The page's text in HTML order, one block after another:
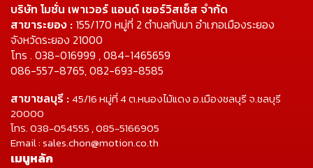
บริษัท โมชั่น เพาเวอร์ แอนด์ เซอร์วิสเซ็ส จำกัด
สาขาระยอง : 155/170 หมู่ที่ 2 ตำบลทับมา อำเภอเมืองระยอง
จังหวัดระยอง 21000
โทร . 038-016999 , 084-1465659
086-557-8765, 082-693-8585
สาขาชลบุรี :45/16 หมู่ที่ 4 ต.หนองไม้แดง อ.เมืองชลบุรี จ.ชลบุรี
20000
โทร. 038-054555 , 085-5166905
Email : sales.chon@motion.co.th
เมนูหลัก